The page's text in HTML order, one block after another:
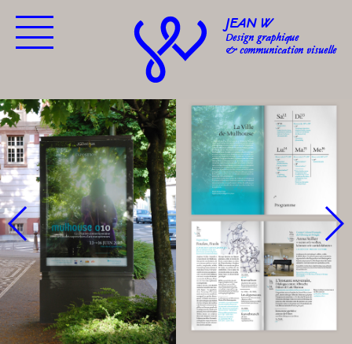
JEAN W
Design graphique
& communication visuelle